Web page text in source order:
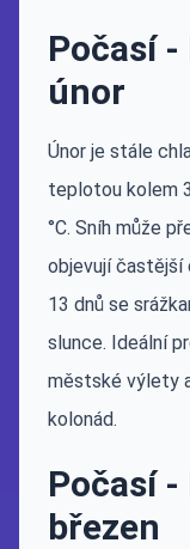
Počasí -
únor
Únor je stále
teplotou kolem
°C. Sníh může
objevují častější
13 dnů se
slunce. Ideální
městské výlety
kolonád.
Počasí -
březen